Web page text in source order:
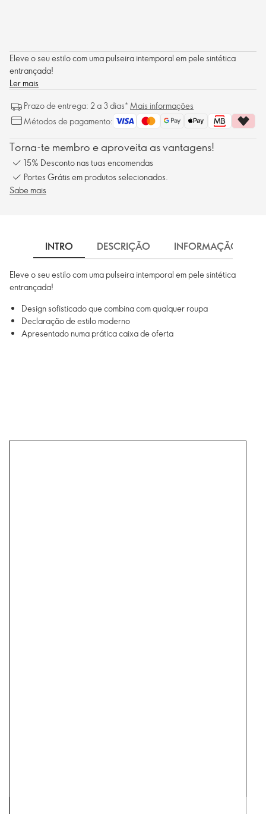
Eleve o seu estilo com uma pulseira intemporal em pele sintética
entrançada!
Ler mais
Prazo de entrega: 2 a 3 dias* Mais informações
Métodos de pagamento:
Torna-te membro e aproveita as vantagens!
15% Desconto nas tuas encomendas
Portes Grátis em produtos selecionados.
Sabe mais
INTRO DESCRIÇÃO INFORMAÇÃO
Eleve o seu estilo com uma pulseira intemporal em pele sintética
entrançada!
Design sofisticado que combina com qualquer roupa
Declaração de estilo moderno
Apresentado numa prática caixa de oferta